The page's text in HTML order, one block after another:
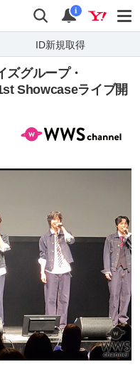
検索 通知
i
ID新規取得
ズグループ・
Showcaseライブ開